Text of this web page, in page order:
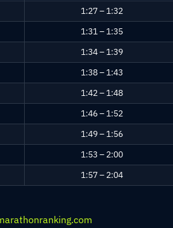
1:27 – 1:32
1:31 – 1:35
1:34 – 1:39
1:38 – 1:43
1:42 – 1:48
1:46 – 1:52
1:49 – 1:56
1:53 – 2:00
1:57 – 2:04